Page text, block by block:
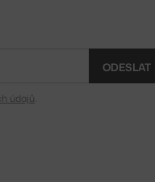
ODESLAT
údajů